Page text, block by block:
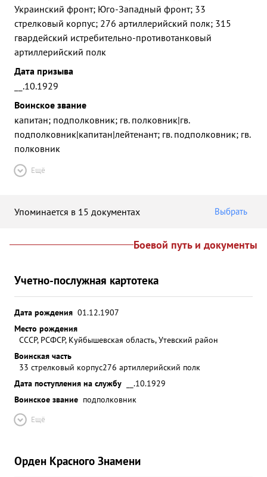
Украинский фронт; Юго-Западный фронт; 33
стрелковый корпус; 276 артиллерийский полк; 315
гвардейский истребительно-противотанковый
артиллерийский полк
Дата призыва
__.10.1929
Воинское звание
капитан; подполковник; гв. полковник|гв.
подполковник|капитан|лейтенант; гв. подполковник; гв.
полковник
Ещё
Упоминается в 15 документах Выбрать
Боевой путь и документы
Учетно-послужная картотека
Дата рождения 01.12.1907
Место рождения
СССР, РСФСР, Куйбышевская область, Утевский район
Воинская часть
33 стрелковый корпус276 артиллерийский полк
Дата поступления на службу
__.10.1929
Воинское звание подполковник
Ещё
Орден Красного Знамени